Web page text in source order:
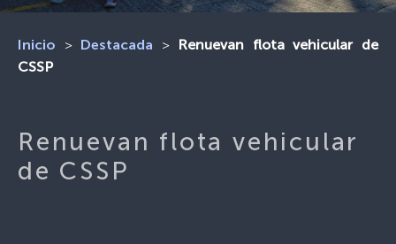
Inicio > Destacada > Renuevan flota vehicular de
CSSP
Renuevan flota vehicular
de CSSP